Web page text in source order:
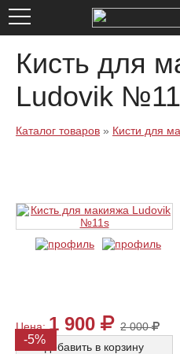
Киcть для
Ludovik
Каталог товаров » Кисти для
-5%
Цена:1 900
2 000
добавить в корзину